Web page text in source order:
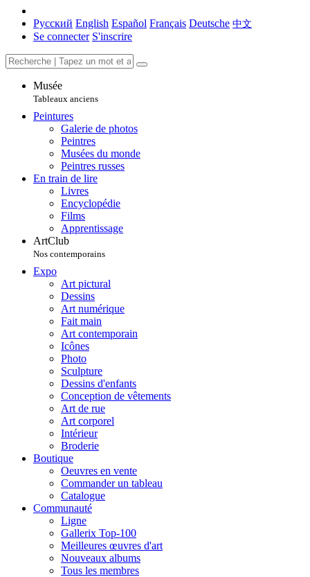
Русский English Español Français Deutsche 中文
Se connecter S'inscrire
Musée
Tableaux anciens
Peintures
Galerie de photos
Peintres
Musées du monde
Peintres russes
En train de lire
Livres
Encyclopédie
Films
Apprentissage
ArtClub
Nos contemporains
Expo
Art pictural
Dessins
Art numérique
Fait main
Art contemporain
Icônes
Photo
Sculpture
Dessins d'enfants
Conception de vêtements
Art de rue
Art corporel
Intérieur
Broderie
Boutique
Oeuvres en vente
Commander un tableau
Catalogue
Communauté
Ligne
Gallerix Top-100
Meilleures œuvres d'art
Nouveaux albums
Tous les membres